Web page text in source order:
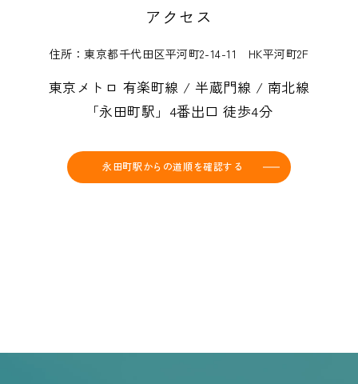
アクセス
住所：東京都千代田区平河町2-14-11 HK平河町2F
東京メトロ 有楽町線 / 半蔵門線 / 南北線
「永田町駅」4番出口 徒歩4分
永田町駅からの道順を確認する